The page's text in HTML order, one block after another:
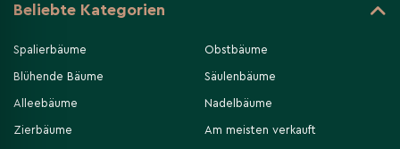
Beliebte Kategorien
Spalierbäume
Blühende Bäume
Alleebäume
Zierbäume
Obstbäume
Säulenbäume
Nadelbäume
Am meisten verkauft